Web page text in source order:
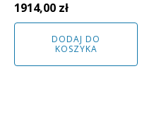
Pierwotna
cena
wynosiła:
2127,00 zł.
1914,00 złAktualna
cena
wynosi:
DODAJ DO
KOSZYKA